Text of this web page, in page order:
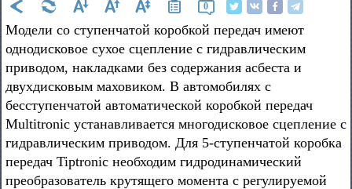
0
Модели со ступенчатой коробкой передач имеют
однодисковое сухое сцепление с гидравлическим
приводом, накладками без содержания асбеста и
двухдисковым маховиком. В автомобилях с
бесступенчатой автоматической коробкой передач
Multitronic устанавливается многодисковое сцепление с
гидравлическим приводом. Для 5-ступенчатой коробка
передач Tiptronic необходим гидродинамический
преобразователь крутящего момента с регулируемой